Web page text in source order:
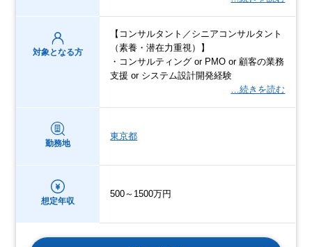
対象となる方
【コンサルタント／シニアコンサルタント
（素養・潜在力重視）】
・コンサルティング or PMO or 顧客の業務
支援 or システム設計開発経験
…続きを読む
勤務地
東京都
想定年収
500～1500万円